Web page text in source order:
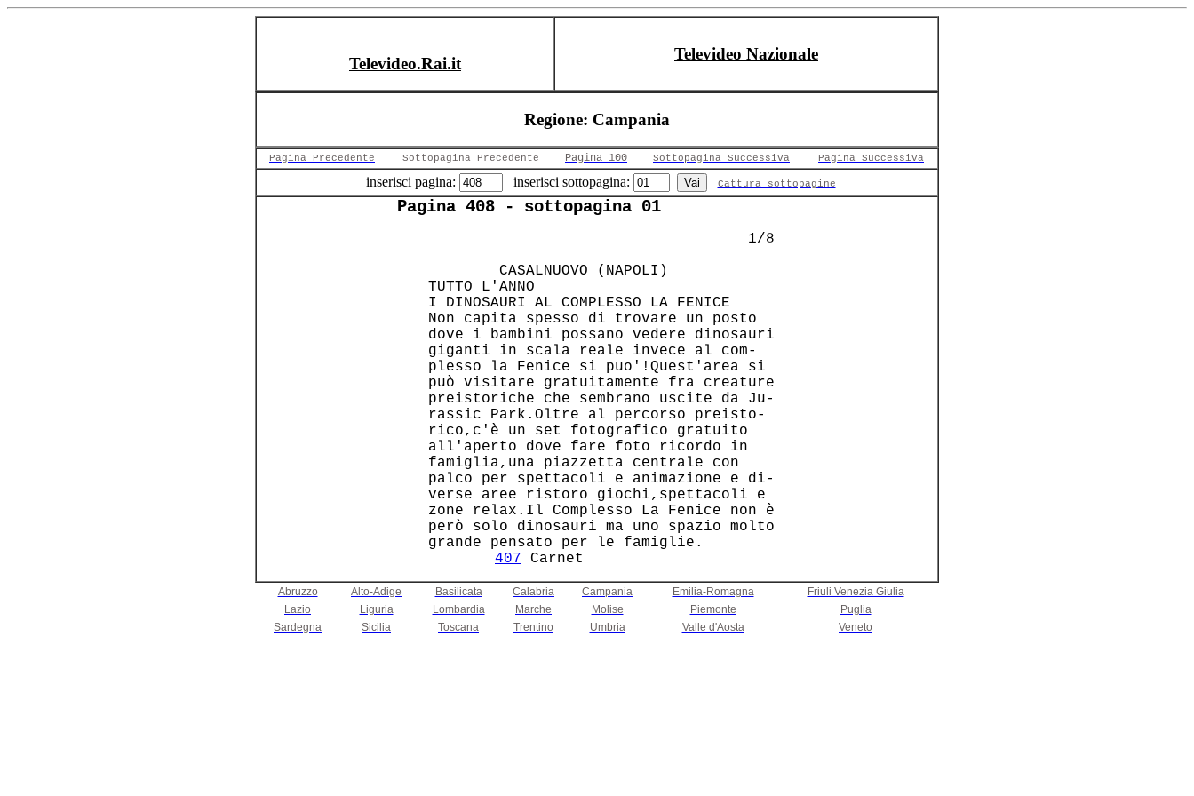
Televideo.Rai.it
Televideo Nazionale
Regione: Campania
Pagina Precedente Sottopagina Precedente Pagina 100 Sottopagina Successiva Pagina Successiva
inserisci pagina: inserisci sottopagina: Cattura sottopagine
Pagina 408 - sottopagina 01
                                     1/8
         CASALNUOVO (NAPOLI)
TUTTO L'ANNO
I DINOSAURI AL COMPLESSO LA FENICE
Non capita spesso di trovare un posto
dove i bambini possano vedere dinosauri
giganti in scala reale invece al com-
plesso la Fenice si puo'!Quest'area si
può visitare gratuitamente fra creature
preistoriche che sembrano uscite da Ju-
rassic Park.Oltre al percorso preisto-
rico,c'è un set fotografico gratuito
all'aperto dove fare foto ricordo in
famiglia,una piazzetta centrale con
palco per spettacoli e animazione e di-
verse aree ristoro giochi,spettacoli e
zone relax.Il Complesso La Fenice non è
però solo dinosauri ma uno spazio molto
grande pensato per le famiglie.
407
Abruzzo Alto-Adige Basilicata Calabria Campania Emilia-Romagna
Friuli Venezia Giulia
Lazio
Liguria Lombardia Marche Molise Piemonte
Puglia
Sardegna
Sicilia Toscana Trentino Umbria Valle d'Aosta Veneto